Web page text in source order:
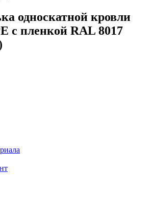
односкатной кровли
с пленкой RAL 8017